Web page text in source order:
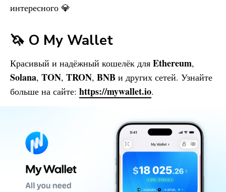
интересного 💎
🦄 О My Wallet
Красивый и надёжный кошелёк для Ethereum,
Solana, TON, TRON, BNB и других сетей. Узнайте
больше на сайте: https://mywallet.io.